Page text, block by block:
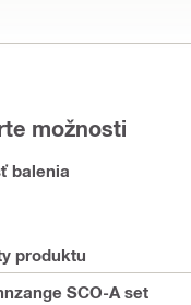
možnosti
balenia
produktu
SCO-A set